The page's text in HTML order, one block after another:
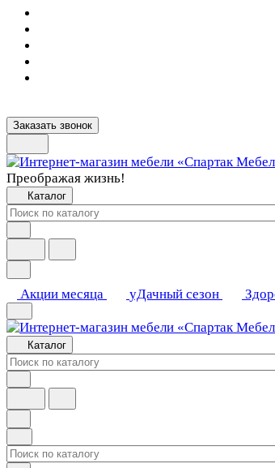
Заказать звонок
Преображая жизнь!
Каталог
Акции месяца уДачный сезон
Каталог